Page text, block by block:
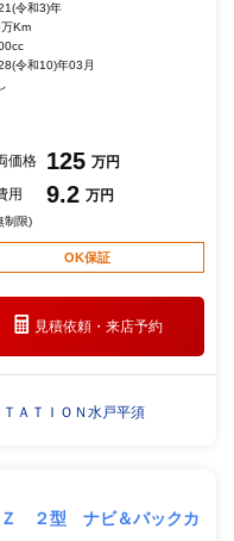
令和3)年
Km
令和10)年03月
価格 125 万円
用
9.2 万円
制限)
OK保証
見積依頼・来店予約
ＡＴＩＯＮ水戸平須
Ｚ ２型 ナビ＆バックカ